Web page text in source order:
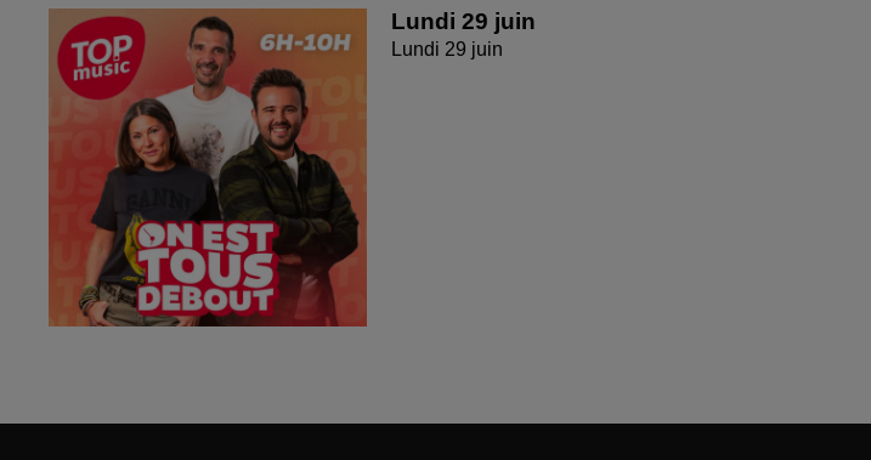
Lundi 29 juin
Lundi 29 juin